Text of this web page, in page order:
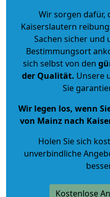
Wir sorgen dafür,
Kaiserslautern
Sachen sicher und
Bestimmungsort
sich selbst von den
der Qualität. Unsere
Sie
Wir legen los, wenn
von Mainz nach
Holen Sie sich
unverbindliche
Kostenlose